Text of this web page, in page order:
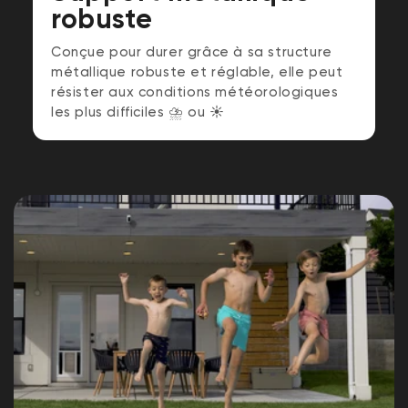
robuste
Conçue pour durer grâce à sa structure
métallique robuste et réglable, elle peut
résister aux conditions météorologiques
les plus difficiles ⛈️ ou ☀️